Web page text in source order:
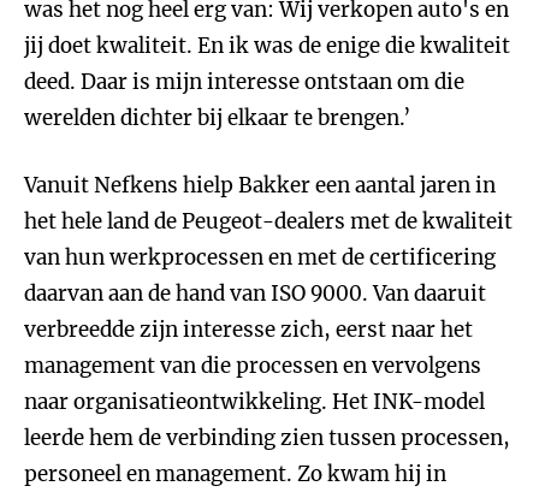
was het nog heel erg van: Wij verkopen auto's en
jij doet kwaliteit. En ik was de enige die kwaliteit
deed. Daar is mijn interesse ontstaan om die
werelden dichter bij elkaar te brengen.’
Vanuit Nefkens hielp Bakker een aantal jaren in
het hele land de Peugeot-dealers met de kwaliteit
van hun werkprocessen en met de certificering
daarvan aan de hand van ISO 9000. Van daaruit
verbreedde zijn interesse zich, eerst naar het
management van die processen en vervolgens
naar organisatieontwikkeling. Het INK-model
leerde hem de verbinding zien tussen processen,
personeel en management. Zo kwam hij in